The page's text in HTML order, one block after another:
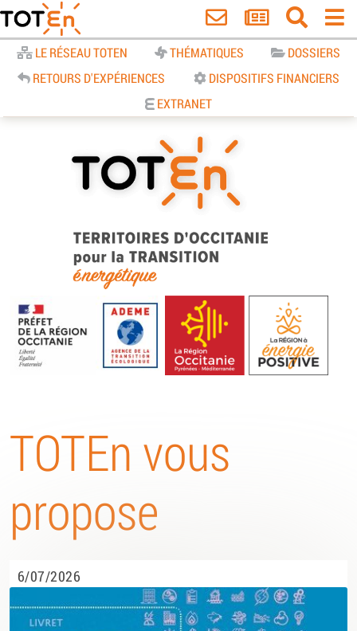
LE RÉSEAU TOTEN THÉMATIQUES
DOSSIERS
RETOURS D'EXPÉRIENCES
DISPOSITIFS FINANCIERS
EXTRANET
TOTEn Occitanie | Territoires
d’Occitanie pour la Transition
Energétique
TOTEn vous
propose
6/07/2026